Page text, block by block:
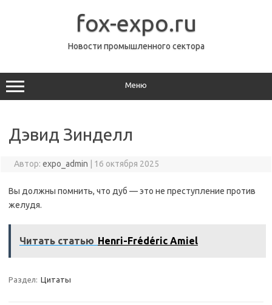
fox-expo.ru
Новости промышленного сектора
Меню
Дэвид Зинделл
Автор: expo_admin 16 октября 2025
Вы должны помнить, что дуб — это не преступление против
желудя.
Читать статью Henri-Frédéric Amiel
Раздел: Цитаты